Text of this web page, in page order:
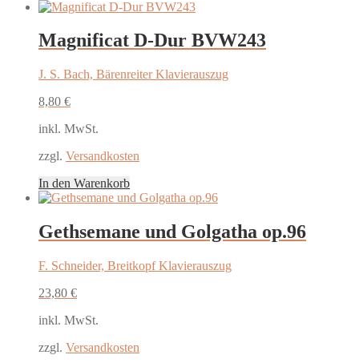
Magnificat D-Dur BVW243
J. S. Bach, Bärenreiter Klavierauszug
8,80 €
inkl. MwSt.
zzgl. Versandkosten
In den Warenkorb
Gethsemane und Golgatha op.96
F. Schneider, Breitkopf Klavierauszug
23,80 €
inkl. MwSt.
zzgl. Versandkosten